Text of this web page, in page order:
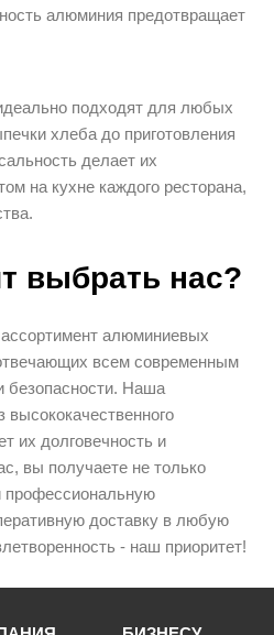
алюминия предотвращает
подходят для любых
хлеба до приготовления
делает их
на кухне каждого ресторана,
выбрать нас?
алюминиевых
всем современным
безопасности. Наша
высококачественного
их долговечность и
вы получаете не только
профессиональную
доставку в любую
- наш приоритет!